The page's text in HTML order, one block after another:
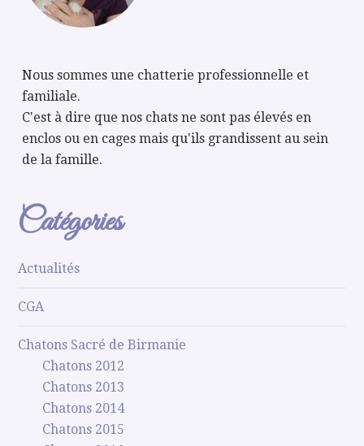
Nous sommes une chatterie professionnelle et
familiale.
C'est à dire que nos chats ne sont pas élevés en
enclos ou en cages mais qu'ils grandissent au sein
de la famille.
Catégories
Actualités
CGA
Chatons Sacré de Birmanie
Chatons 2012
Chatons 2013
Chatons 2014
Chatons 2015